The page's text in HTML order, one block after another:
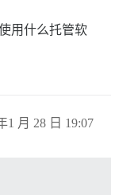
用什么托管软
1 月 28 日 19:07